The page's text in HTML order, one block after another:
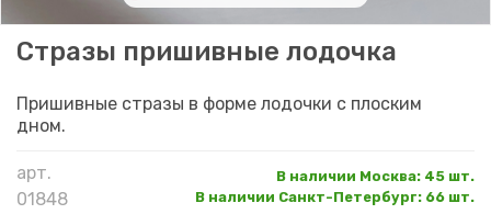
арт.
01848
В наличии Москва: 45 шт.
В наличии Санкт-Петербург: 66 шт.
Стразы пришивные лодочка
Пришивные стразы в форме лодочки с плоским
дном.